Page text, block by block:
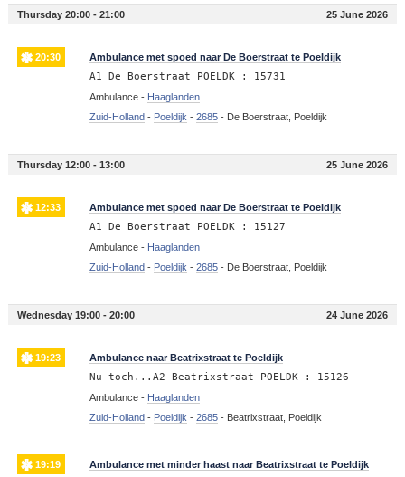
Thursday 20:00 - 21:00 25 June 2026
20:30 Ambulance met spoed naar De Boerstraat te Poeldijk
A1 De Boerstraat POELDK : 15731
Ambulance - Haaglanden
Zuid-Holland - Poeldijk- 2685- De Boerstraat, Poeldijk
Thursday 12:00 - 13:00 25 June 2026
12:33 Ambulance met spoed naar De Boerstraat te Poeldijk
A1 De Boerstraat POELDK : 15127
Ambulance - Haaglanden
Zuid-Holland - Poeldijk- 2685- De Boerstraat, Poeldijk
Wednesday 19:00 - 20:00 24 June 2026
19:23 Ambulance naar Beatrixstraat te Poeldijk
Nu toch...A2 Beatrixstraat POELDK : 15126
Ambulance - Haaglanden
Zuid-Holland - Poeldijk- 2685- Beatrixstraat, Poeldijk
19:19 Ambulance met minder haast naar Beatrixstraat te Poeldijk